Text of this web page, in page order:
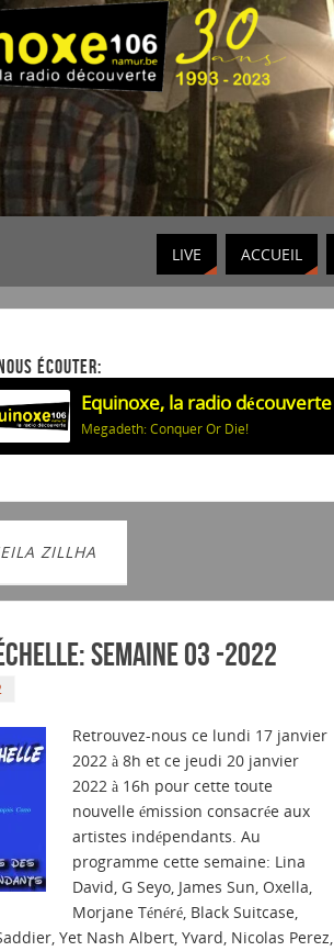
LIVE ACCUEIL
ÉCOUTER:
Equinoxe, la radio découverte
Megadeth: Conquer Or Die!
ZILLHA
semaine 03 -2022
Retrouvez-nous ce lundi 17 janvier
2022 à 8h et ce jeudi 20 janvier
2022 à 16h pour cette toute
nouvelle émission consacrée aux
artistes indépendants. Au
programme cette semaine: Lina
David, G Seyo, James Sun, Oxella,
Morjane Ténéré, Black Suitcase,
Yet Nash Albert, Yvard, Nicolas Perez,